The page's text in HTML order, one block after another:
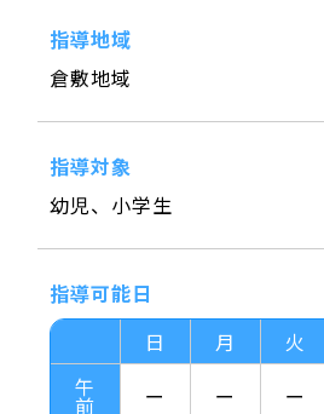
指導地域
倉敷地域
指導対象
幼児、小学生
指導可能日
日
月 火
午
前 ー ー ー